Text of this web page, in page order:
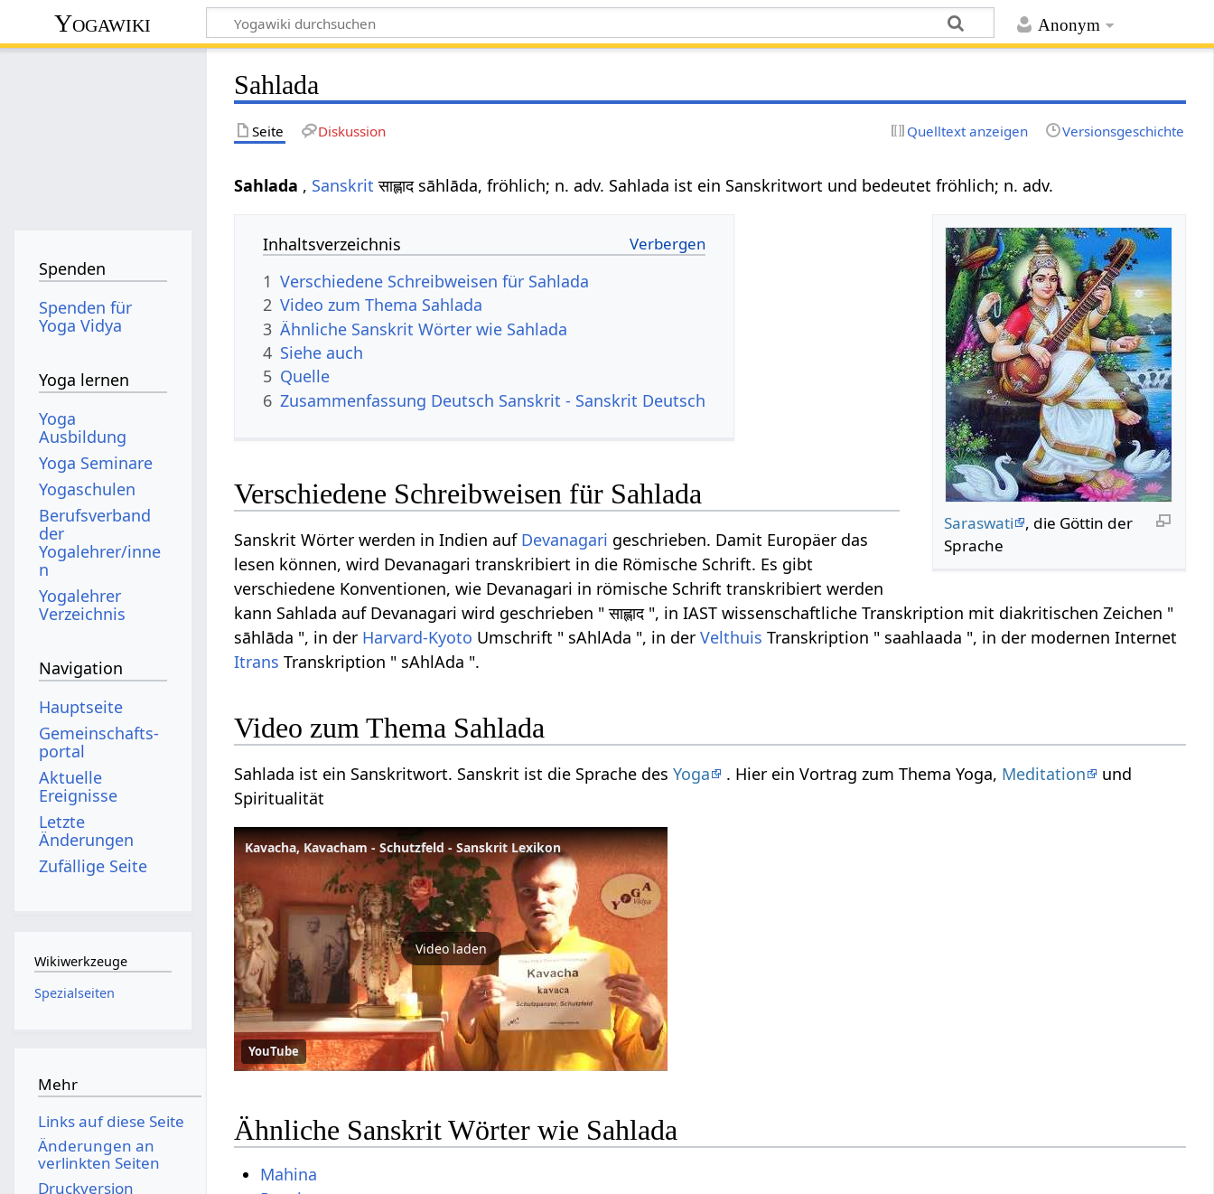
Anonym
Yogawiki
Sahlada
Seite Diskussion Quelltext anzeigen Versionsgeschichte
Sahlada , Sanskrit साह्लाद sāhlāda, fröhlich; n. adv. Sahlada ist ein Sanskritwort und bedeutet fröhlich; n. adv.
Saraswati
, die Göttin der
Sprache
Inhaltsverzeichnis
1 Verschiedene Schreibweisen für Sahlada
2 Video zum Thema Sahlada
3 Ähnliche Sanskrit Wörter wie Sahlada
4 Siehe auch
5 Quelle
6 Zusammenfassung Deutsch Sanskrit - Sanskrit Deutsch
Verschiedene Schreibweisen für Sahlada
Sanskrit Wörter werden in Indien auf Devanagari geschrieben. Damit Europäer das
lesen können, wird Devanagari transkribiert in die Römische Schrift. Es gibt
verschiedene Konventionen, wie Devanagari in römische Schrift transkribiert werden
kann Sahlada auf Devanagari wird geschrieben " साह्लाद ", in IAST wissenschaftliche Transkription mit diakritischen Zeichen "
sāhlāda ", in der Harvard-Kyoto Umschrift " sAhlAda ", in derVelthuis Transkription " saahlaada ", in der modernen Internet
Itrans Transkription " sAhlAda ".
Video zum Thema Sahlada
Sahlada ist ein Sanskritwort. Sanskrit ist die Sprache desYoga . Hier ein Vortrag zum Thema Yoga, Meditation
und
Spiritualität
Kavacha, Kavacham - Schutzfeld - Sanskrit Lexikon
Video laden
YouTube
Ähnliche Sanskrit Wörter wie Sahlada
Mahina
Spenden
Spenden für
Yoga Vidya
Yoga lernen
Yoga
Ausbildung
Yoga Seminare
Yogaschulen
Berufsverband
der
Yogalehrer/inne
n
Yogalehrer
Verzeichnis
Navigation
Hauptseite
Gemeinschafts­
portal
Aktuelle
Ereignisse
Letzte
Änderungen
Zufällige Seite
Wikiwerkzeuge
Spezialseiten
Mehr
Links auf diese Seite
Änderungen an
verlinkten Seiten
Druckversion